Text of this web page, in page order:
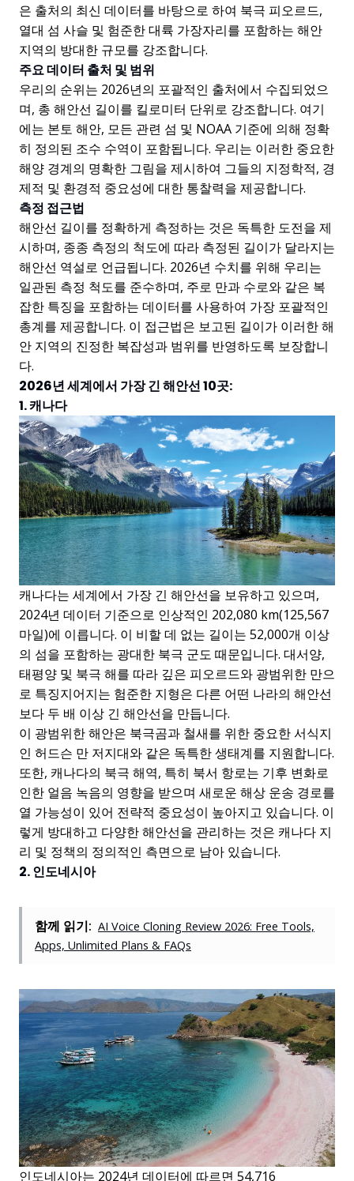
은 출처의 최신 데이터를 바탕으로 하여 북극 피오르드,
열대 섬 사슬 및 험준한 대륙 가장자리를 포함하는 해안
지역의 방대한 규모를 강조합니다.
주요 데이터 출처 및 범위
우리의 순위는 2026년의 포괄적인 출처에서 수집되었으
며, 총 해안선 길이를 킬로미터 단위로 강조합니다. 여기
에는 본토 해안, 모든 관련 섬 및 NOAA 기준에 의해 정확
히 정의된 조수 수역이 포함됩니다. 우리는 이러한 중요한
해양 경계의 명확한 그림을 제시하여 그들의 지정학적, 경
제적 및 환경적 중요성에 대한 통찰력을 제공합니다.
측정 접근법
해안선 길이를 정확하게 측정하는 것은 독특한 도전을 제
시하며, 종종 측정의 척도에 따라 측정된 길이가 달라지는
해안선 역설로 언급됩니다. 2026년 수치를 위해 우리는
일관된 측정 척도를 준수하며, 주로 만과 수로와 같은 복
잡한 특징을 포함하는 데이터를 사용하여 가장 포괄적인
총계를 제공합니다. 이 접근법은 보고된 길이가 이러한 해
안 지역의 진정한 복잡성과 범위를 반영하도록 보장합니
다.
2026년 세계에서 가장 긴 해안선 10곳:
1. 캐나다
캐나다는 세계에서 가장 긴 해안선을 보유하고 있으며,
2024년 데이터 기준으로 인상적인 202,080 km(125,567
마일)에 이릅니다. 이 비할 데 없는 길이는 52,000개 이상
의 섬을 포함하는 광대한 북극 군도 때문입니다. 대서양,
태평양 및 북극 해를 따라 깊은 피오르드와 광범위한 만으
로 특징지어지는 험준한 지형은 다른 어떤 나라의 해안선
보다 두 배 이상 긴 해안선을 만듭니다.
이 광범위한 해안은 북극곰과 철새를 위한 중요한 서식지
인 허드슨 만 저지대와 같은 독특한 생태계를 지원합니다.
또한, 캐나다의 북극 해역, 특히 북서 항로는 기후 변화로
인한 얼음 녹음의 영향을 받으며 새로운 해상 운송 경로를
열 가능성이 있어 전략적 중요성이 높아지고 있습니다. 이
렇게 방대하고 다양한 해안선을 관리하는 것은 캐나다 지
리 및 정책의 정의적인 측면으로 남아 있습니다.
2. 인도네시아
함께 읽기: AI Voice Cloning Review 2026: Free Tools,
Apps, Unlimited Plans & FAQs
인도네시아는 2024년 데이터에 따르면 54,716